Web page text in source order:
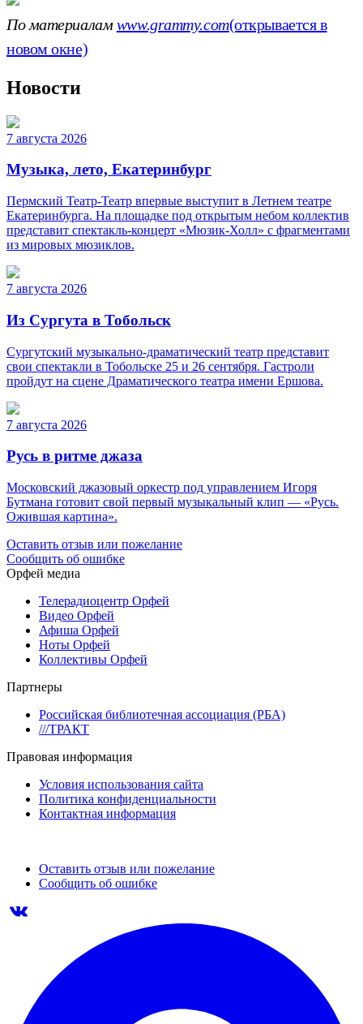
По материаламwww.grammy.com(открывается в
новом окне)
Новости
7 августа 2026
Музыка, лето, Екатеринбург
Пермский Театр-Театр впервые выступит в Летнем театре
Екатеринбурга. На площадке под открытым небом коллектив
представит спектакль-концерт «Мюзик-Холл» с фрагментами
из мировых мюзиклов.
7 августа 2026
Из Сургута в Тобольск
Сургутский музыкально-драматический театр представит
свои спектакли в Тобольске 25 и 26 сентября. Гастроли
пройдут на сцене Драматического театра имени Ершова.
7 августа 2026
Русь в ритме джаза
Московский джазовый оркестр под управлением Игоря
Бутмана готовит свой первый музыкальный клип — «Русь.
Ожившая картина».
Оставить отзыв или пожелание
Сообщить об ошибке
Орфей медиа
Телерадиоцентр Орфей
Видео Орфей
Афиша Орфей
Ноты Орфей
Коллективы Орфей
Партнеры
Российская библиотечная ассоциация (РБА)
///ТРАКТ
Правовая информация
Условия использования сайта
Политика конфиденциальности
Контактная информация
Оставить отзыв или пожелание
Сообщить об ошибке